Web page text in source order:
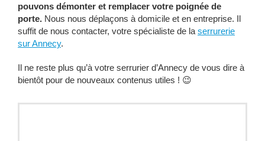
pouvons démonter et remplacer votre poignée de
porte. Nous nous déplaçons à domicile et en entreprise. Il
suffit de nous contacter, votre spécialiste de la serrurerie
sur Annecy.
Il ne reste plus qu’à votre serrurier d’Annecy de vous dire à
bientôt pour de nouveaux contenus utiles ! 😉